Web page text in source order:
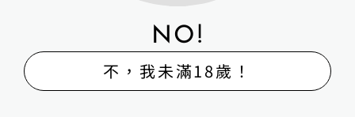
NO!
不，我未滿18歲！